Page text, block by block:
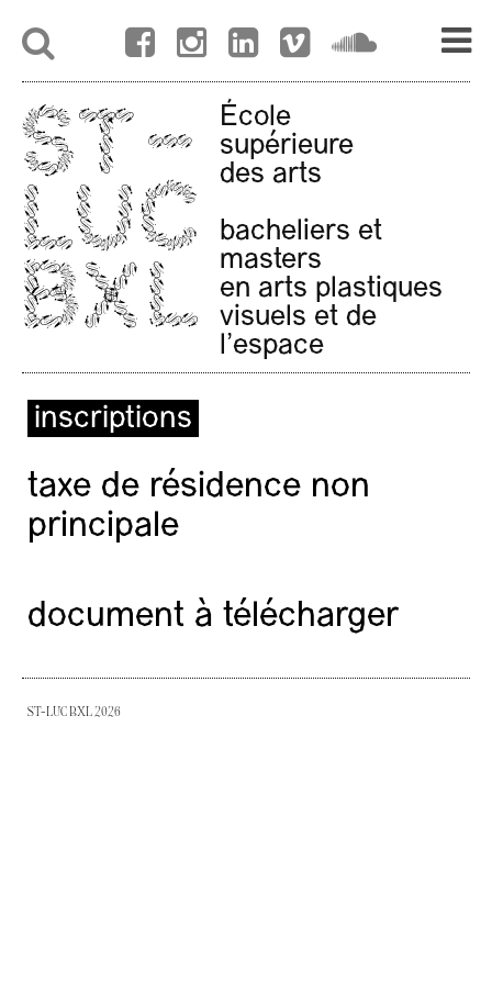
École
supérieure
des arts
bacheliers et
masters
en arts plastiques
visuels et de
l'espace
inscriptions
taxe de résidence non
principale
document à télécharger
ST-LUC BXL 2026